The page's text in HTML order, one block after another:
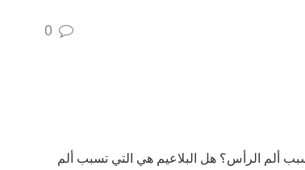
0
ألم الرأس؟ هل البلاعيم هي التي تسبب ألم